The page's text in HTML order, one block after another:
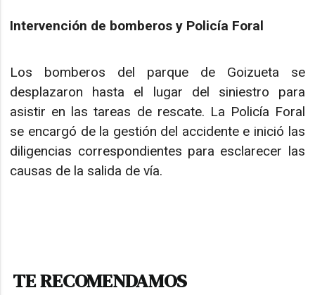
Intervención de bomberos y Policía Foral
Los bomberos del parque de Goizueta se
desplazaron hasta el lugar del siniestro para
asistir en las tareas de rescate. La Policía Foral
se encargó de la gestión del accidente e inició las
diligencias correspondientes para esclarecer las
causas de la salida de vía.
TE RECOMENDAMOS